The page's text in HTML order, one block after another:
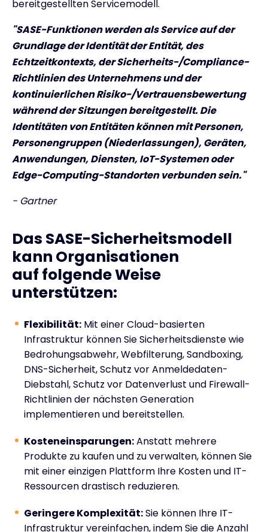
bereitgestellten Servicemodell.
"SASE-Funktionen werden als Service auf der
Grundlage der Identität der Entität, des
Echtzeitkontexts, der Sicherheits-/Compliance-
Richtlinien des Unternehmens und der
kontinuierlichen Risiko-/Vertrauensbewertung
während der Sitzungen bereitgestellt. Die
Identitäten von Entitäten können mit Personen,
Personengruppen (Niederlassungen), Geräten,
Anwendungen, Diensten, IoT-Systemen oder
Edge-Computing-Standorten verbunden sein."
- Gartner
Das SASE-Sicherheitsmodell
kann Organisationen
auf folgende Weise
unterstützen:
Flexibilität: Mit einer Cloud-basierten
Infrastruktur können Sie Sicherheitsdienste wie
Bedrohungsabwehr, Webfilterung, Sandboxing,
DNS-Sicherheit, Schutz vor Anmeldedaten-
Diebstahl, Schutz vor Datenverlust und Firewall-
Richtlinien der nächsten Generation
implementieren und bereitstellen.
Kosteneinsparungen:Anstatt mehrere
Produkte zu kaufen und zu verwalten, können Sie
mit einer einzigen Plattform Ihre Kosten und IT-
Ressourcen drastisch reduzieren.
Geringere Komplexität:Sie können Ihre IT-
Infrastruktur vereinfachen, indem Sie die Anzahl